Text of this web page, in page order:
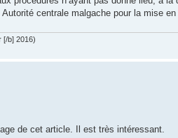
centrale malgache pour la mise
[/b] 2016)
de cet article. Il est très intéressant.